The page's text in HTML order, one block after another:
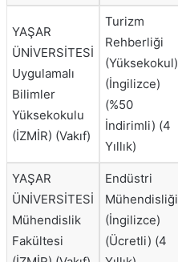
YAŞAR
ÜNİVERSİTESİ
Uygulamalı
Bilimler
Yüksekokulu
(İZMİR) (Vakıf)
Turizm
Rehberliği
(Yüksekokul)
(İngilizce)
(%50
İndirimli) (4
Yıllık)
YAŞAR
ÜNİVERSİTESİ
Mühendislik
Fakültesi
Endüstri
Mühendisliği
(İngilizce)
(Ücretli) (4